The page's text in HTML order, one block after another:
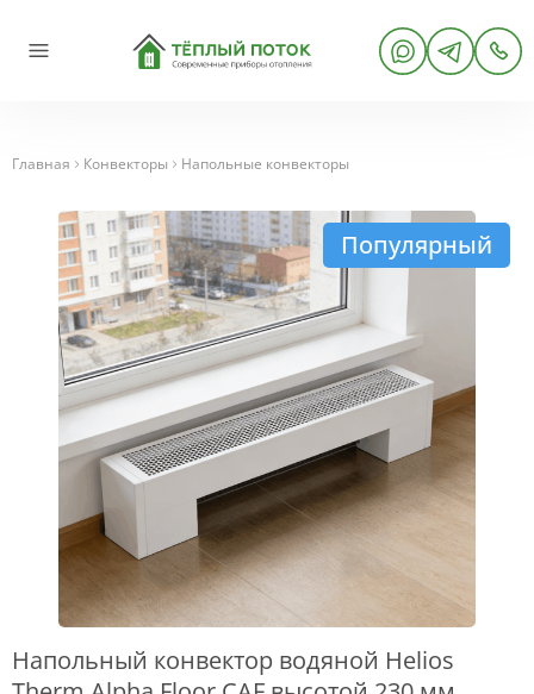
Главная Конвекторы Напольные конвекторы
Популярный
Напольный конвектор водяной Helios